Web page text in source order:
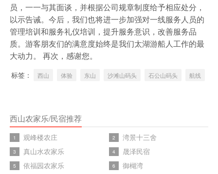
员，一一与其面谈，并根据公司规章制度给予相应处分，
以示告诫。今后，我们也将进一步加强对一线服务人员的
管理培训和服务礼仪培训，提升服务意识，改善服务品
质。游客朋友们的满意度始终是我们太湖游船人工作的最
大动力。 再次，感谢您。
标签： 西山 体验 东山 沙滩山码头 石公山码头 航线
西山农家乐/民宿推荐
1 观峰楼农庄 2 湾景十三舍
3 真山水农家乐 4 晟泽民宿
5 依福园农家乐 6 御楜湾